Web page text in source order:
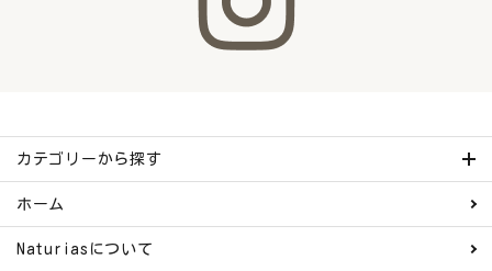
カテゴリーから探す
ホーム
Naturiasについて